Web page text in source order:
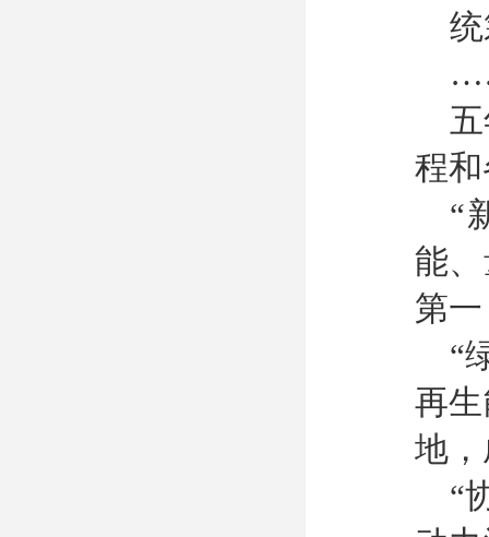
程
“
能
第
“
再
地
“